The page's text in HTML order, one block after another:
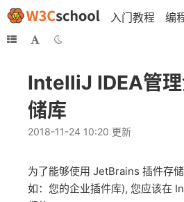
入门教程 编
IntelliJ IDEA管
储库
2018-11-24 10:20 更新
为了能够使用 JetBrains 插件存
如：您的企业插件库), 您应该在